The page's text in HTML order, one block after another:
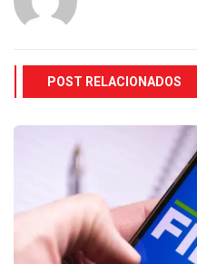
POST RELACIONADOS